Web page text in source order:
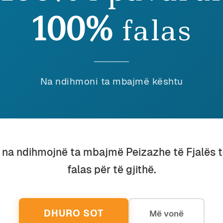
Discover more from Peizazhe të fjalës
Subscribe to get the latest posts sent to your email.
ky shkrim, lutemi konsideroni të dhuroni diçka
shenjë mirëkuptimi dhe mbështetjeje për përpjekjet
100% falas
Na ndihmoni ta mbajmë kështu
na ndihmojnë ta mbajmë Peizazhe të Fjalës
falas për të gjithë.
DHURO SOT Më vonë